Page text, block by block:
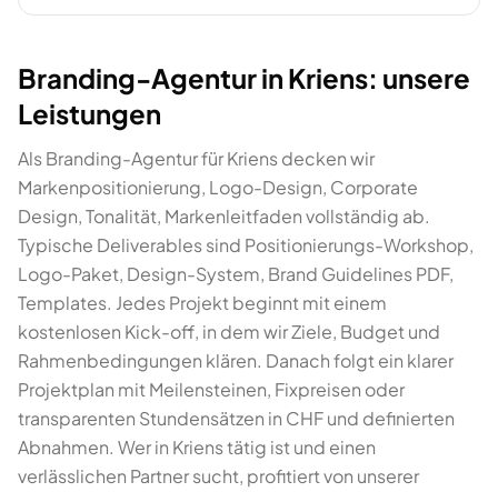
Branding-Agentur in Kriens: unsere
Leistungen
Als Branding-Agentur für Kriens decken wir
Markenpositionierung, Logo-Design, Corporate
Design, Tonalität, Markenleitfaden vollständig ab.
Typische Deliverables sind Positionierungs-Workshop,
Logo-Paket, Design-System, Brand Guidelines PDF,
Templates. Jedes Projekt beginnt mit einem
kostenlosen Kick-off, in dem wir Ziele, Budget und
Rahmenbedingungen klären. Danach folgt ein klarer
Projektplan mit Meilensteinen, Fixpreisen oder
transparenten Stundensätzen in CHF und definierten
Abnahmen. Wer in Kriens tätig ist und einen
verlässlichen Partner sucht, profitiert von unserer